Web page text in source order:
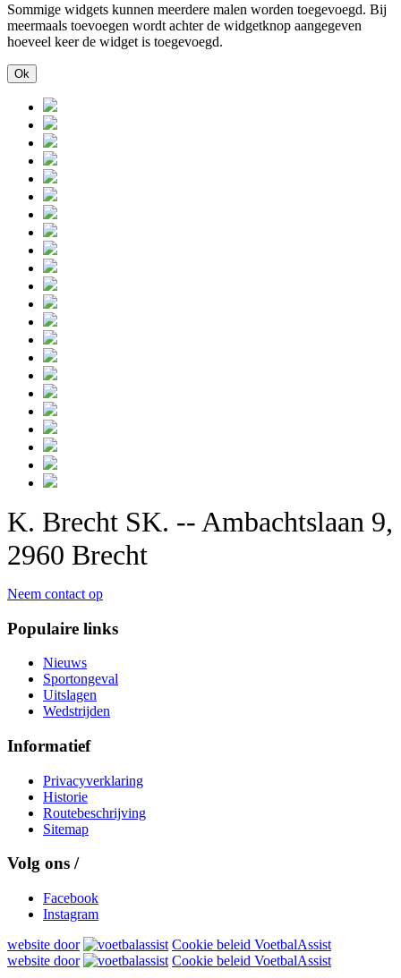
Sommige widgets kunnen meerdere malen worden toegevoegd. Bij
meermaals toevoegen wordt achter de widgetknop aangegeven
hoeveel keer de widget is toegevoegd.
Ok
K. Brecht SK. -- Ambachtslaan 9,
2960 Brecht
Neem contact op
Populaire links
Nieuws
Sportongeval
Uitslagen
Wedstrijden
Informatief
Privacyverklaring
Historie
Routebeschrijving
Sitemap
Volg ons /
Facebook
Instagram
website door
Cookie beleid VoetbalAssist
website door
Cookie beleid VoetbalAssist